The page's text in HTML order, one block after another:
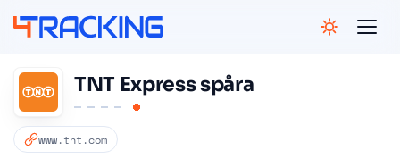
TNT Express spåra
www.tnt.com